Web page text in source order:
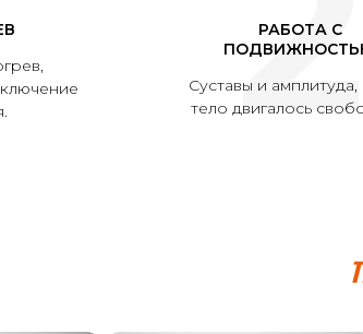
РАБОТА С
Суставы и
тело двигалось